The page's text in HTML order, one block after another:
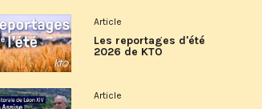
Article
Les reportages d'été
2026 de KTO
Article